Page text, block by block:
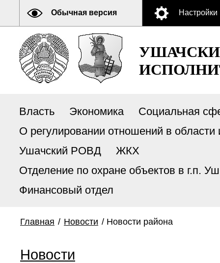
Обычная версия Настройки
Власть Экономика
Социальная
О регулировании отношений в области
Ушачский РОВД
ЖКХ
Отделение по охране объектов в г.п.
Финансовый отдел
Главная / Новости / Новости района
Новости